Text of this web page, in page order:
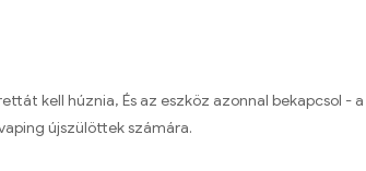
kell húznia, És az eszköz azonnal bekapcsol -
újszülöttek számára.